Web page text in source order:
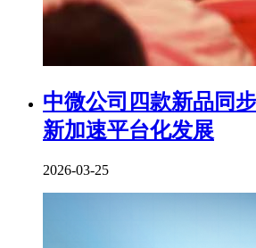
中微公司四款新品同
新加速平台化发展
2026-03-25